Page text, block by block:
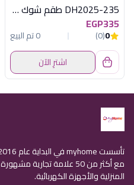
DH2025-235 طقم شوك 6 ق صغيرة ديفا
EGP335
0
(0)
0 تم البيع
اشترِ الآن
مع أكثر من 50 علامة تجارية
المنزلية والأجهزة الكهربائية.